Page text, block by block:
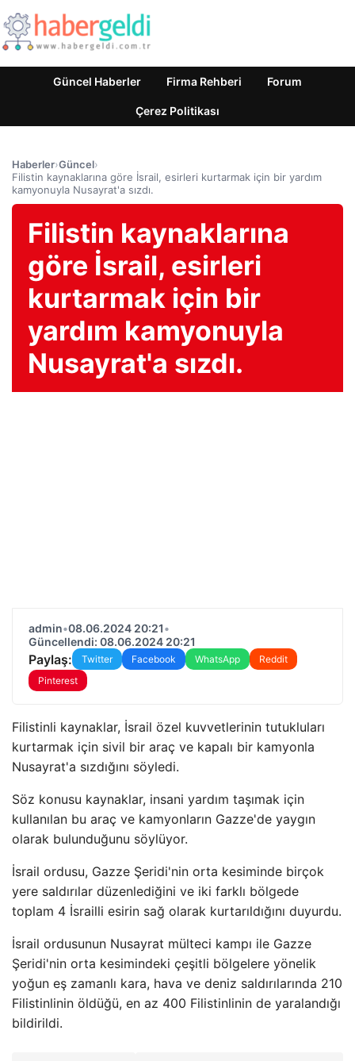
Güncel Haberler Firma Rehberi Forum
Çerez Politikası
Haberler›Güncel›
Filistin kaynaklarına göre İsrail, esirleri kurtarmak için bir yardım
kamyonuyla Nusayrat'a sızdı.
Filistin kaynaklarına
göre İsrail, esirleri
kurtarmak için bir
yardım kamyonuyla
Nusayrat'a sızdı.
admin•08.06.2024 20:21•
Güncellendi: 08.06.2024 20:21
Paylaş: Twitter Facebook WhatsApp
Reddit
Pinterest
Filistinli kaynaklar, İsrail özel kuvvetlerinin tutukluları
kurtarmak için sivil bir araç ve kapalı bir kamyonla
Nusayrat'a sızdığını söyledi.
Söz konusu kaynaklar, insani yardım taşımak için
kullanılan bu araç ve kamyonların Gazze'de yaygın
olarak bulunduğunu söylüyor.
İsrail ordusu, Gazze Şeridi'nin orta kesiminde birçok
yere saldırılar düzenlediğini ve iki farklı bölgede
toplam 4 İsrailli esirin sağ olarak kurtarıldığını duyurdu.
İsrail ordusunun Nusayrat mülteci kampı ile Gazze
Şeridi'nin orta kesimindeki çeşitli bölgelere yönelik
yoğun eş zamanlı kara, hava ve deniz saldırılarında 210
Filistinlinin öldüğü, en az 400 Filistinlinin de yaralandığı
bildirildi.